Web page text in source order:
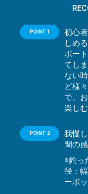
POINT 1
初心
しめ
ポー
てし
ない
ど様
で、
楽し
POINT 2
我慢
間の
※釣っ
径：
ーボ